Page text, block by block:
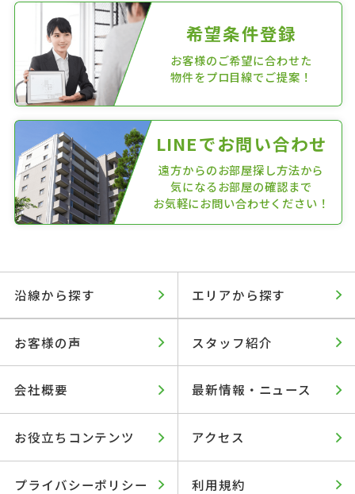
希望条件登録
お客様のご希望に合わせた
物件をプロ目線でご提案！
LINEでお問い合わせ
遠方からのお部屋探し方法から
気になるお部屋の確認まで
お気軽にお問い合わせください！
沿線から探す エリアから探す
お客様の声 スタッフ紹介
会社概要 最新情報・ニュース
お役立ちコンテンツ アクセス
プライバシーポリシー 利用規約